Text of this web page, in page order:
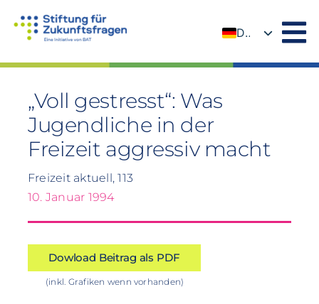
Inhalt
DE
„Voll gestresst“: Was
Jugendliche in der
Freizeit aggressiv macht
Freizeit aktuell, 113
10. Januar 1994
Dowload Beitrag als PDF
(inkl. Grafiken wenn vorhanden)